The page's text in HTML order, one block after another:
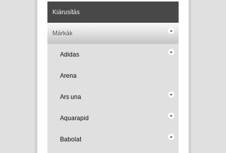
Kiárusítás
Márkák
Adidas
Arena
Ars una
Aquarapid
Babolat